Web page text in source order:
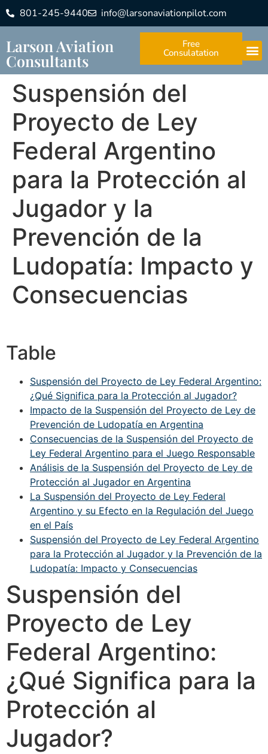
801-245-9440 info@larsonaviationpilot.com
Larson Aviation
Consultants
Free
Consulatation
Suspensión del
Proyecto de Ley
Federal Argentino
para la Protección al
Jugador y la
Prevención de la
Ludopatía: Impacto y
Consecuencias
Table
Suspensión del Proyecto de Ley Federal Argentino:
¿Qué Significa para la Protección al Jugador?
Impacto de la Suspensión del Proyecto de Ley de
Prevención de Ludopatía en Argentina
Consecuencias de la Suspensión del Proyecto de
Ley Federal Argentino para el Juego Responsable
Análisis de la Suspensión del Proyecto de Ley de
Protección al Jugador en Argentina
La Suspensión del Proyecto de Ley Federal
Argentino y su Efecto en la Regulación del Juego
en el País
Suspensión del Proyecto de Ley Federal Argentino
para la Protección al Jugador y la Prevención de la
Ludopatía: Impacto y Consecuencias
Suspensión del
Proyecto de Ley
Federal Argentino:
¿Qué Significa para la
Protección al
Jugador?